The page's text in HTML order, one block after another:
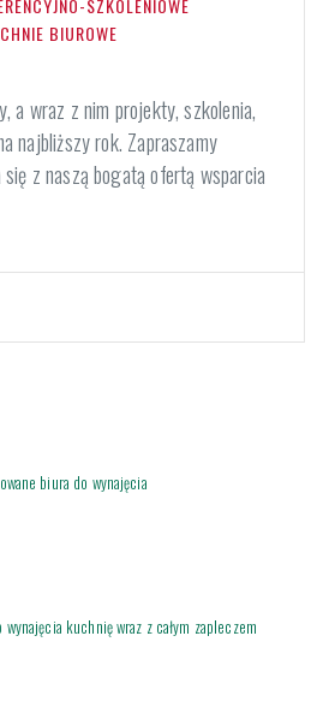
SZKOLENIOWE
BIUROWE
a wraz z nim projekty, szkolenia,
najbliższy rok. Zapraszamy
się z naszą bogatą ofertą wsparcia
biura do wynajęcia
wynajęcia kuchnię wraz z całym zapleczem